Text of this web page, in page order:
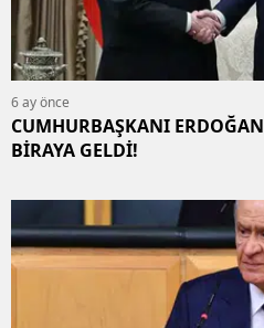
6 ay önce
CUMHURBAŞKANI
BİRAYA GELDİ!